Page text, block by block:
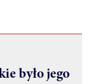
było jego